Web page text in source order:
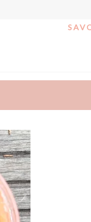
Ajouter
à la
wishlist